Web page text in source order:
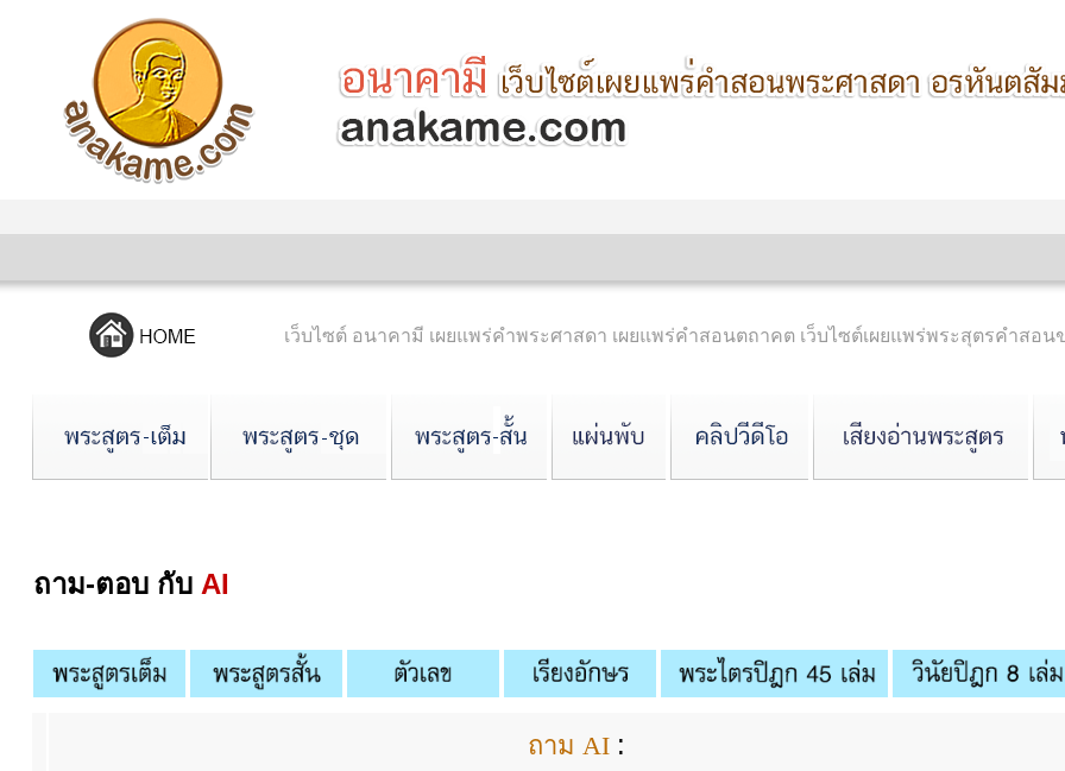
เว็บไซต์ อนาคามี เผยแพร่คำพระศาสดา เผยแพร่คำสอนตถาคต เว็บไซต์เผยแพร่พระสุตรคำสอ
ถาม-ตอบ กับ AI
ถาม AI :